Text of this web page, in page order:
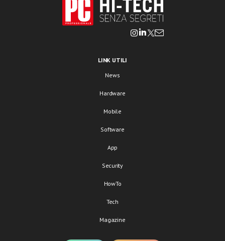
LINK UTILI
News
Hardware
Mobile
Software
App
Security
HowTo
Tech
Magazine